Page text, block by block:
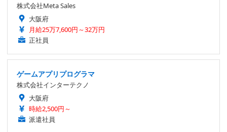
株式会社Meta Sales
大阪府
月給25万7,600円～32万円
正社員
ゲームアプリプログラマ
株式会社インターテクノ
大阪府
時給2,500円～
派遣社員